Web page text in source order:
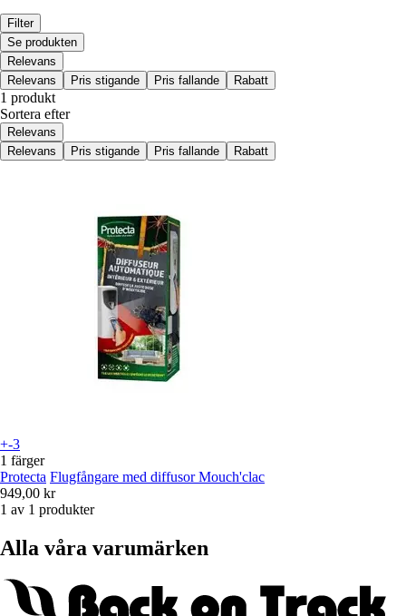
Filter
Se produkten
Relevans
Relevans
Pris stigande Pris fallande Rabatt
1 produkt
Sortera efter
Relevans
Relevans
Pris stigande Pris fallande Rabatt
+-3
1 färger
Protecta Flugfångare med diffusor Mouch'clac
949,00 kr
1 av 1 produkter
Alla våra varumärken